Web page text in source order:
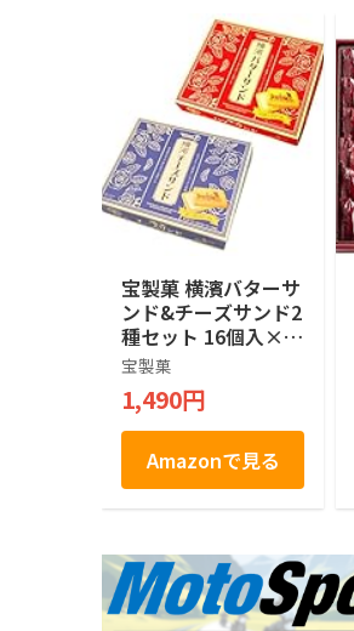
宝製菓 横濱バターサ
ンド&チーズサンド2
種セット 16個入×2
箱
宝製菓
1,490円
Amazonで見る